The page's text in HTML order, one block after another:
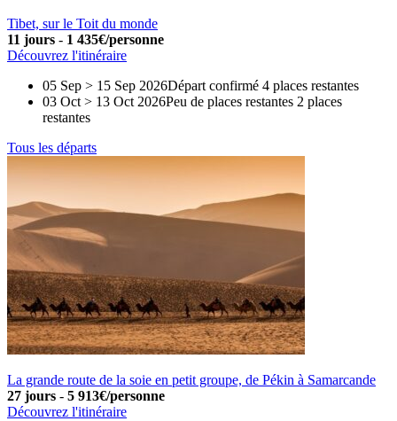
Tibet, sur le Toit du monde
11 jours - 1 435€/personne
Découvrez l'itinéraire
05 Sep > 15 Sep 2026Départ confirmé 4 places restantes
03 Oct > 13 Oct 2026Peu de places restantes 2 places
restantes
Tous les départs
La grande route de la soie en petit groupe, de Pékin à Samarcande
27 jours - 5 913€/personne
Découvrez l'itinéraire